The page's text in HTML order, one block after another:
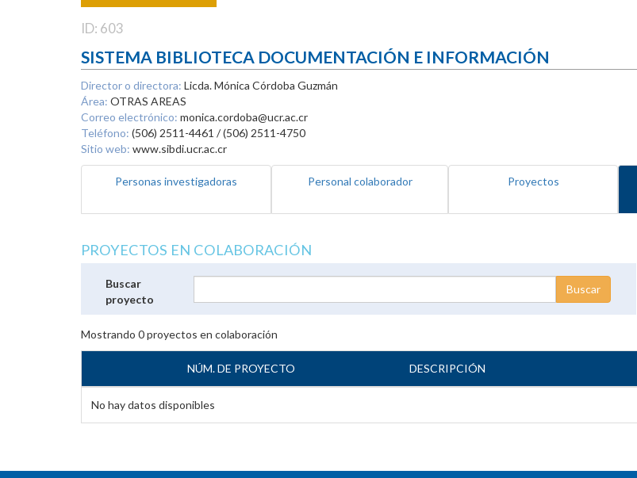
ID: 603
SISTEMA BIBLIOTECA DOCUMENTACIÓN E INFORMACIÓN
Director o directora: Licda. Mónica Córdoba Guzmán
Área: OTRAS AREAS
Correo electrónico: monica.cordoba@ucr.ac.cr
Teléfono: (506) 2511-4461 / (506) 2511-4750
Sitio web: www.sibdi.ucr.ac.cr
Personas investigadoras Personal colaborador Proyectos
PROYECTOS EN COLABORACIÓN
Buscar
proyecto
Mostrando 0proyectos en colaboración
NÚM. DE PROYECTO DESCRIPCIÓN
No hay datos disponibles